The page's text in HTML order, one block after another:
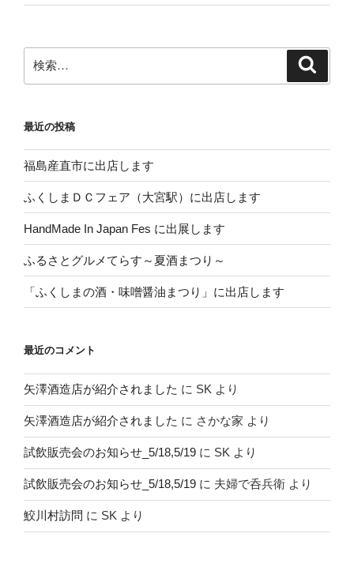
索:
最近の投稿
福島産直市に出店します
ふくしまＤＣフェア（大宮駅）に出店します
HandMade In Japan Fes に出展します
ふるさとグルメてらす～夏酒まつり～
「ふくしまの酒・味噌醤油まつり」に出店します
最近のコメント
矢澤酒造店が紹介されました に SK より
矢澤酒造店が紹介されました に さかな家 より
試飲販売会のお知らせ_5/18,5/19 に SK より
試飲販売会のお知らせ_5/18,5/19 に 夫婦で呑兵衛 より
鮫川村訪問 に SK より